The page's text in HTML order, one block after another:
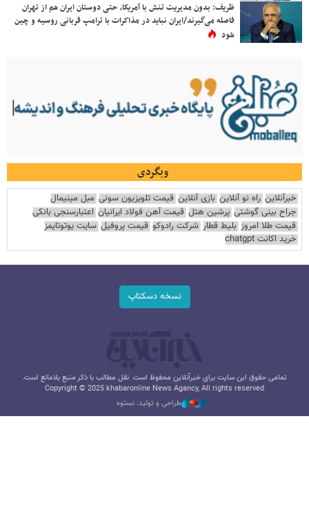
ظریف: بدون مدیریت تنش با آمریکا، حتی دوستان ایران هم از تهران
فاصله می‌گیرند/ایران نباید در مذاکرات با ترامپ قربانی روسیه و چین
شود
وبگردی
خبرآنلاین راه نو آنلاین بازی آنلاین قیمت تلویزیون سونی مبل مینیمال
جراح بینی گوشتی پرشین هتل قیمت آهن فولاد ایرانیان اعتبارسنجی بانکی
قیمت طلا امروز بلیط قطار شرکت رادوکو قیمت پروفیل سایت یوتوتایمز
خرید اکانت chatgpt
نسخه دسکتاپ
تمامی حقوق این سایت برای خبرآنلاین محفوظ است. نقل مطالب با ذکر منبع بلامانع است.
Copyright © 2025 khabaronline News Agancy, All rights reserved
طراحی و تولید: نستوه